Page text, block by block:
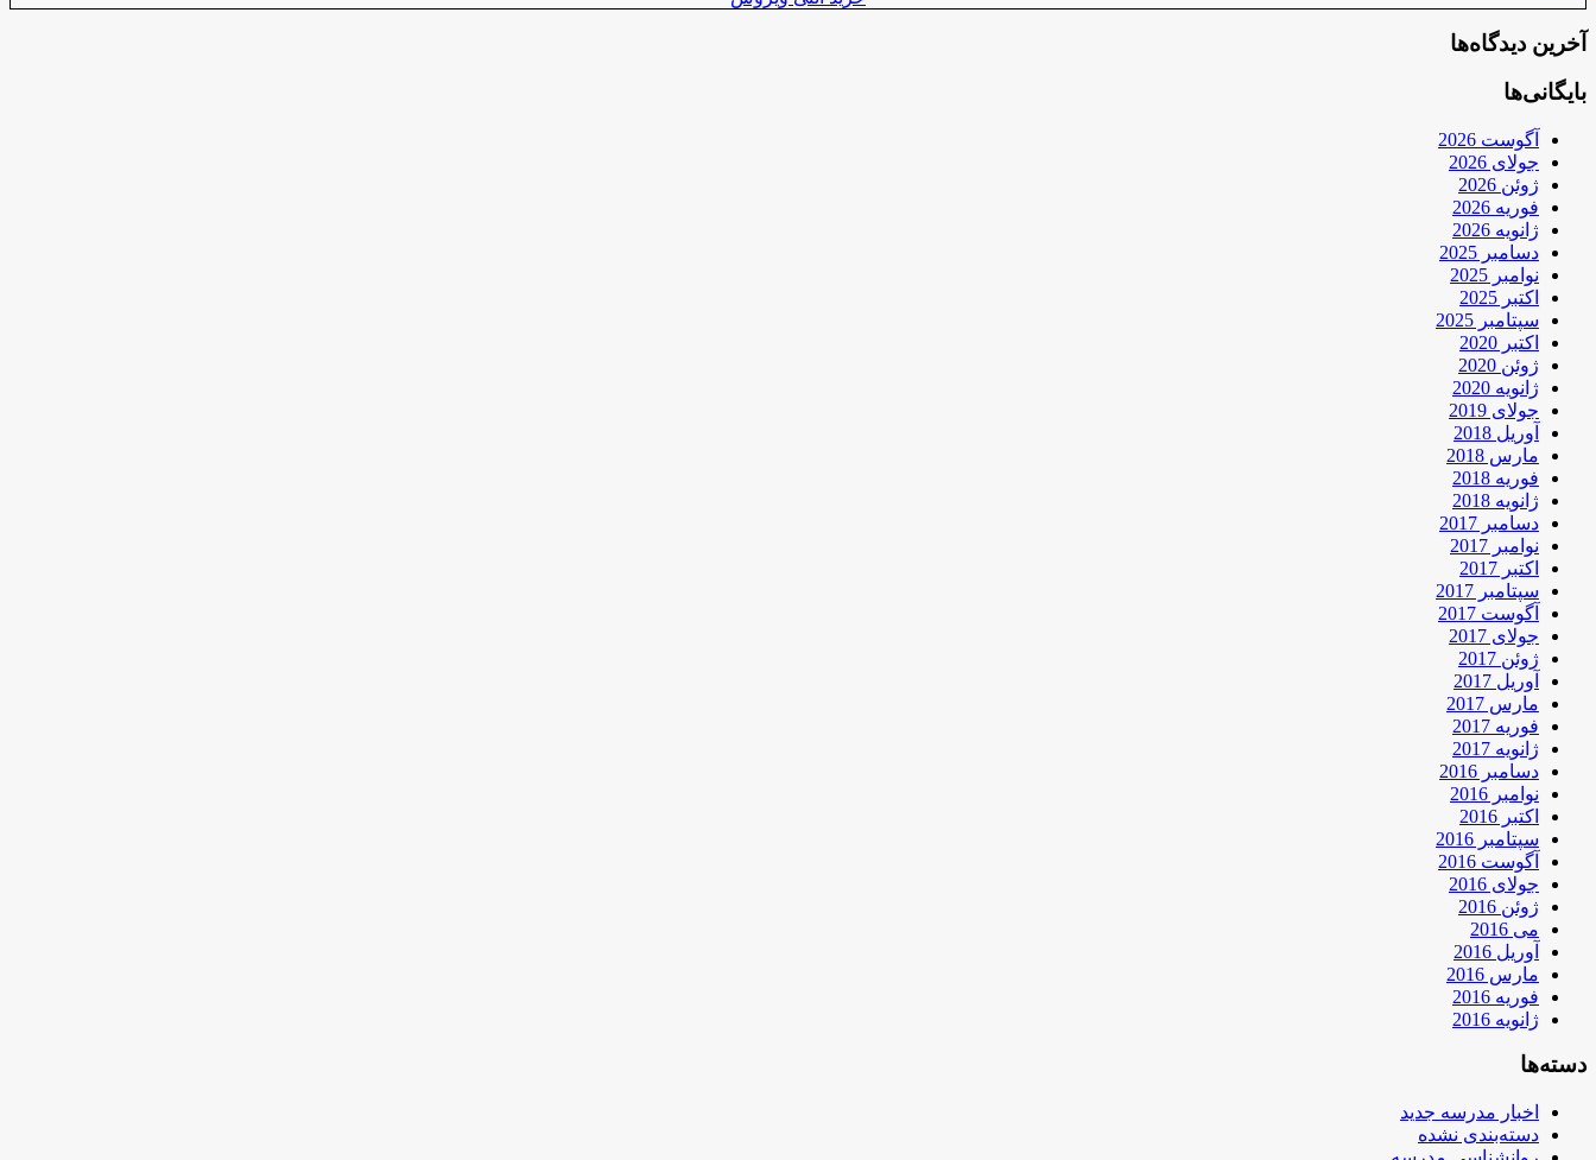
آخرین دیدگاه‌ها
بایگانی‌ها
آگوست 2026
جولای 2026
ژوئن 2026
فوریه 2026
ژانویه 2026
دسامبر 2025
نوامبر 2025
اکتبر 2025
سپتامبر 2025
اکتبر 2020
ژوئن 2020
ژانویه 2020
جولای 2019
آوریل 2018
مارس 2018
فوریه 2018
ژانویه 2018
دسامبر 2017
نوامبر 2017
اکتبر 2017
سپتامبر 2017
آگوست 2017
جولای 2017
ژوئن 2017
آوریل 2017
مارس 2017
فوریه 2017
ژانویه 2017
دسامبر 2016
نوامبر 2016
اکتبر 2016
سپتامبر 2016
آگوست 2016
جولای 2016
ژوئن 2016
می 2016
آوریل 2016
مارس 2016
فوریه 2016
ژانویه 2016
دسته‌ها
اخبار مدرسه جدید
دسته‌بندی نشده